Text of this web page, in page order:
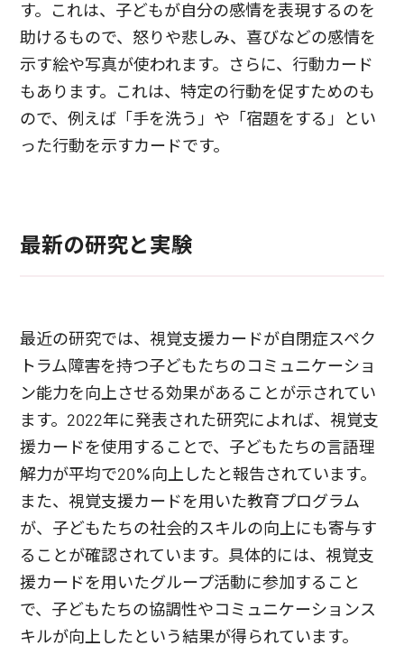
す。これは、子どもが自分の感情を表現するのを
助けるもので、怒りや悲しみ、喜びなどの感情を
示す絵や写真が使われます。さらに、行動カード
もあります。これは、特定の行動を促すためのも
ので、例えば「手を洗う」や「宿題をする」とい
った行動を示すカードです。
最新の研究と実験
最近の研究では、視覚支援カードが自閉症スペク
トラム障害を持つ子どもたちのコミュニケーショ
ン能力を向上させる効果があることが示されてい
ます。2022年に発表された研究によれば、視覚支
援カードを使用することで、子どもたちの言語理
解力が平均で20%向上したと報告されています。
また、視覚支援カードを用いた教育プログラム
が、子どもたちの社会的スキルの向上にも寄与す
ることが確認されています。具体的には、視覚支
援カードを用いたグループ活動に参加すること
で、子どもたちの協調性やコミュニケーションス
キルが向上したという結果が得られています。